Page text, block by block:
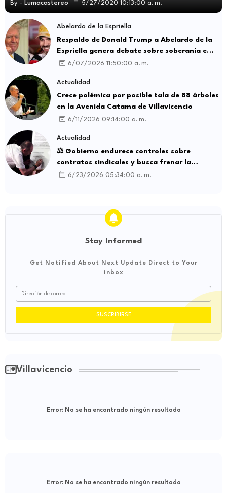
By - Lumacastereo 5/27/2020 10:13:00 a. m.
Abelardo de la Espriella
Respaldo de Donald Trump a Abelardo de la
Espriella genera debate sobre soberanía e
influencia internacional
6/07/2026 11:50:00 a. m.
Actualidad
Crece polémica por posible tala de 88 árboles
en la Avenida Catama de Villavicencio
6/11/2026 09:14:00 a. m.
Actualidad
⚖️ Gobierno endurece controles sobre
contratos sindicales y busca frenar la
intermediación laboral ilegal
6/23/2026 05:34:00 a. m.
Stay Informed
Get Notified About Next Update Direct to Your
inbox
Villavicencio
Error:No se ha encontrado ningún resultado
Error:No se ha encontrado ningún resultado